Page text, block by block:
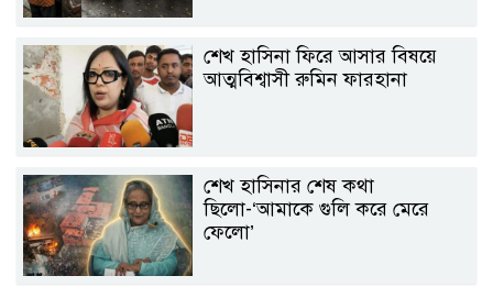
শেখ হাসিনা ফিরে আসার বিষয়ে
আত্মবিশ্বাসী রুমিন ফারহানা
শেখ হাসিনার শেষ কথা
ছিলো-‘আমাকে গুলি করে মেরে
ফেলো’